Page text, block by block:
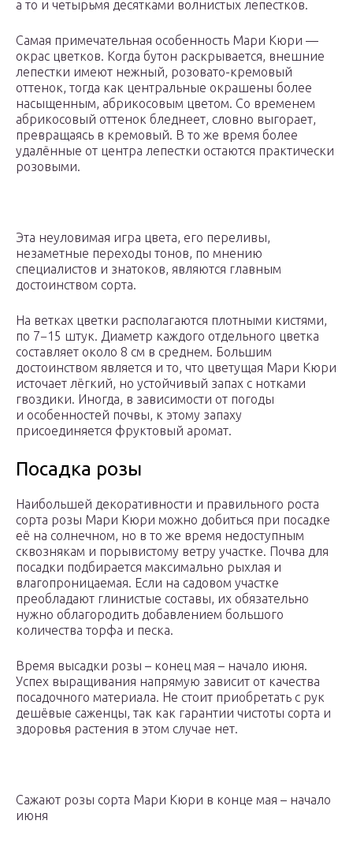
а то и четырьмя десятками волнистых лепестков.
Самая примечательная особенность Мари Кюри —
окрас цветков. Когда бутон раскрывается, внешние
лепестки имеют нежный, розовато-кремовый
оттенок, тогда как центральные окрашены более
насыщенным, абрикосовым цветом. Со временем
абрикосовый оттенок бледнеет, словно выгорает,
превращаясь в кремовый. В то же время более
удалённые от центра лепестки остаются практически
розовыми.
Эта неуловимая игра цвета, его переливы,
незаметные переходы тонов, по мнению
специалистов и знатоков, являются главным
достоинством сорта.
На ветках цветки располагаются плотными кистями,
по 7−15 штук. Диаметр каждого отдельного цветка
составляет около 8 см в среднем. Большим
достоинством является и то, что цветущая Мари Кюри
источает лёгкий, но устойчивый запах с нотками
гвоздики. Иногда, в зависимости от погоды
и особенностей почвы, к этому запаху
присоединяется фруктовый аромат.
Посадка розы
Наибольшей декоративности и правильного роста
сорта розы Мари Кюри можно добиться при посадке
её на солнечном, но в то же время недоступным
сквознякам и порывистому ветру участке. Почва для
посадки подбирается максимально рыхлая и
влагопроницаемая. Если на садовом участке
преобладают глинистые составы, их обязательно
нужно облагородить добавлением большого
количества торфа и песка.
Время высадки розы – конец мая – начало июня.
Успех выращивания напрямую зависит от качества
посадочного материала. Не стоит приобретать с рук
дешёвые саженцы, так как гарантии чистоты сорта и
здоровья растения в этом случае нет.
Сажают розы сорта Мари Кюри в конце мая – начало
июня